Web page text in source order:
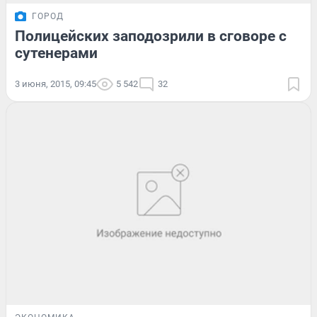
ГОРОД
Полицейских заподозрили в сговоре с
сутенерами
3 июня, 2015, 09:45 5 542 32